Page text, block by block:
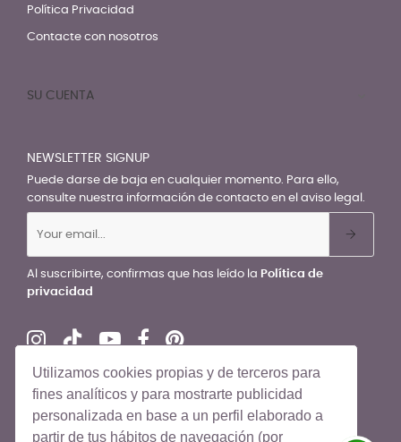
Utilizamos cookies propias y de terceros para
fines analíticos y para mostrarte publicidad
personalizada en base a un perfil elaborado a
partir de tus hábitos de navegación (por
Política Privacidad
Contacte con nosotros
SU CUENTA
NEWSLETTER SIGNUP
Puede darse de baja en cualquier momento. Para ello,
consulte nuestra información de contacto en el aviso legal.
Al suscribirte, confirmas que has leído la Política de
privacidad
© El Recién Nacido 2026. Todos los derechos reservados